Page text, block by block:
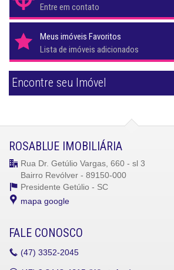
Entre em contato
Meus imóveis Favoritos
Lista de imóveis adicionados
Encontre seu Imóvel
ROSABLUE IMOBILIÁRIA
Rua Dr. Getúlio Vargas, 660 - sl 3
Bairro Revólver - 89150-000
Presidente Getúlio - SC
mapa google
FALE CONOSCO
(47) 3352-2045